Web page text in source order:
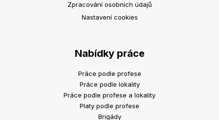
Zpracování osobních údajů
Nastavení cookies
Nabídky práce
Práce podle profese
Práce podle lokality
Práce podle profese a lokality
Platy podle profese
Brigády